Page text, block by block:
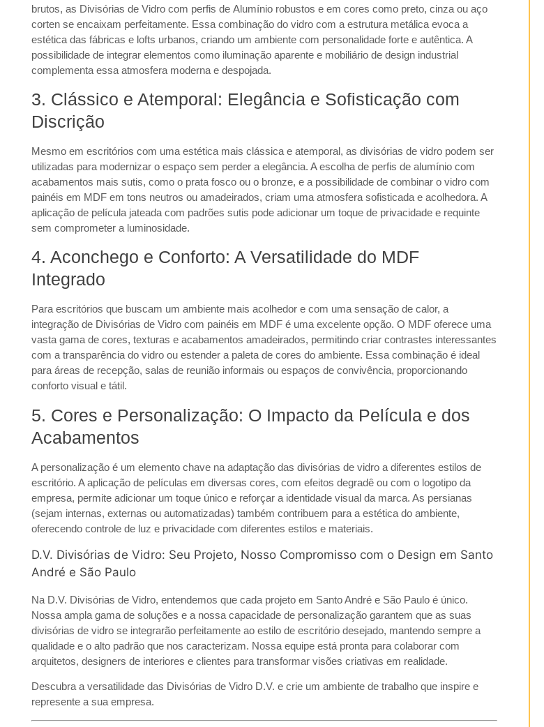
brutos, as Divisórias de Vidro com perfis de Alumínio robustos e em cores como preto, cinza ou aço
corten se encaixam perfeitamente. Essa combinação do vidro com a estrutura metálica evoca a
estética das fábricas e lofts urbanos, criando um ambiente com personalidade forte e autêntica. A
possibilidade de integrar elementos como iluminação aparente e mobiliário de design industrial
complementa essa atmosfera moderna e despojada.
3. Clássico e Atemporal: Elegância e Sofisticação com
Discrição
Mesmo em escritórios com uma estética mais clássica e atemporal, as divisórias de vidro podem ser
utilizadas para modernizar o espaço sem perder a elegância. A escolha de perfis de alumínio com
acabamentos mais sutis, como o prata fosco ou o bronze, e a possibilidade de combinar o vidro com
painéis em MDF em tons neutros ou amadeirados, criam uma atmosfera sofisticada e acolhedora. A
aplicação de película jateada com padrões sutis pode adicionar um toque de privacidade e requinte
sem comprometer a luminosidade.
4. Aconchego e Conforto: A Versatilidade do MDF
Integrado
Para escritórios que buscam um ambiente mais acolhedor e com uma sensação de calor, a
integração de Divisórias de Vidro com painéis em MDF é uma excelente opção. O MDF oferece uma
vasta gama de cores, texturas e acabamentos amadeirados, permitindo criar contrastes interessantes
com a transparência do vidro ou estender a paleta de cores do ambiente. Essa combinação é ideal
para áreas de recepção, salas de reunião informais ou espaços de convivência, proporcionando
conforto visual e tátil.
5. Cores e Personalização: O Impacto da Película e dos
Acabamentos
A personalização é um elemento chave na adaptação das divisórias de vidro a diferentes estilos de
escritório. A aplicação de películas em diversas cores, com efeitos degradê ou com o logotipo da
empresa, permite adicionar um toque único e reforçar a identidade visual da marca. As persianas
(sejam internas, externas ou automatizadas) também contribuem para a estética do ambiente,
oferecendo controle de luz e privacidade com diferentes estilos e materiais.
D.V. Divisórias de Vidro: Seu Projeto, Nosso Compromisso com o Design em Santo
André e São Paulo
Na D.V. Divisórias de Vidro, entendemos que cada projeto em Santo André e São Paulo é único.
Nossa ampla gama de soluções e a nossa capacidade de personalização garantem que as suas
divisórias de vidro se integrarão perfeitamente ao estilo de escritório desejado, mantendo sempre a
qualidade e o alto padrão que nos caracterizam. Nossa equipe está pronta para colaborar com
arquitetos, designers de interiores e clientes para transformar visões criativas em realidade.
Descubra a versatilidade das Divisórias de Vidro D.V. e crie um ambiente de trabalho que inspire e
represente a sua empresa.